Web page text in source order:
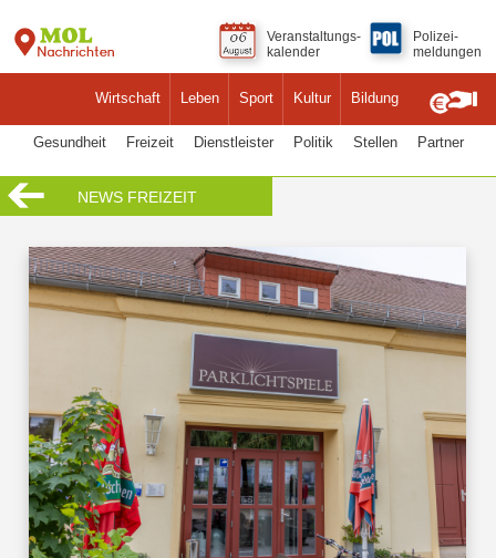
Wirtschaft Leben Sport Kultur Bildung
Veranstaltungs-
kalender
Polizei-
meldungen
Gesundheit Freizeit Dienstleister Politik Stellen Partner
NEWS FREIZEIT